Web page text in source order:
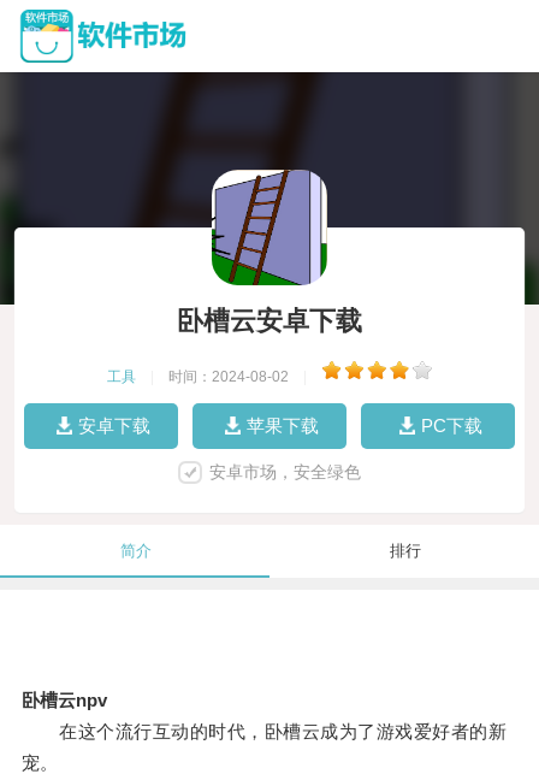
卧槽云安卓下载
工具 时间：2024-08-02
安卓下载 苹果下载 PC下载
安卓市场，安全绿色
简介 排行
卧槽云npv
在这个流行互动的时代，卧槽云成为了游戏爱好者的新
宠。